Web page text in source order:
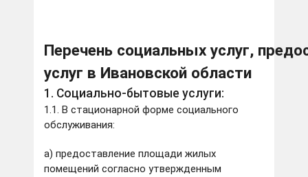
Перечень социальных услуг,
услуг в Ивановской области
1. Социально-бытовые услуги:
1.1. В стационарной форме социального
обслуживания:
а) предоставление площади жилых
помещений согласно утвержденным